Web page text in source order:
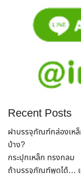
Recent Posts
ฝาบรรจุภัณฑ์กล่องเหล็
บ้าง?
กระปุกเหล็ก ทรงกลม
ถ้าบรรจุภัณฑ์พูดได้…